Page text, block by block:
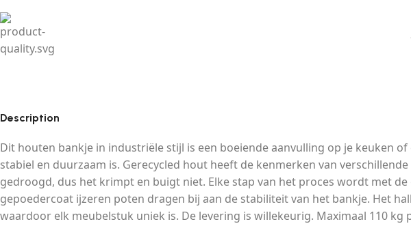
Description
Dit houten bankje in industriële stijl is een boeiende aanvulling op je keuken
stabiel en duurzaam is. Gerecycled hout heeft de kenmerken van
gedroogd, dus het krimpt en buigt niet. Elke stap van het proces wordt met
gepoedercoat ijzeren poten dragen bij aan de stabiliteit van het bankje. Het
waardoor elk meubelstuk uniek is. De levering is willekeurig. Maximaal 110 kg